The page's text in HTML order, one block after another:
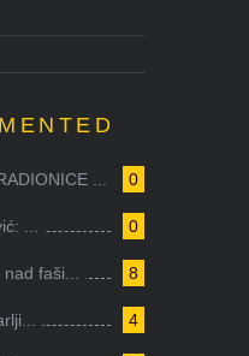
0
...
0
...
8
faši...
4